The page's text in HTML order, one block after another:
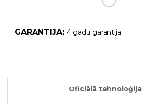
GARANTIJA: 4 gadu garantija
Oficiālā tehnoloģija